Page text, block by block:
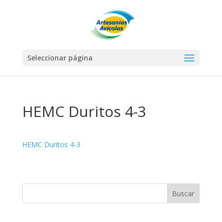
Seleccionar página
HEMC Duritos 4-3
HEMC Duritos 4-3